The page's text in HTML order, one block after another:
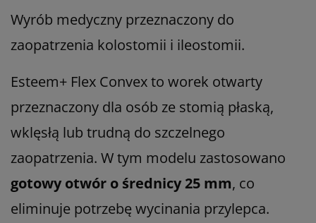
Wyrób medyczny przeznaczony do
zaopatrzenia kolostomii i ileostomii.
Esteem+ Flex Convex to worek otwarty
przeznaczony dla osób ze stomią płaską,
wklęsłą lub trudną do szczelnego
zaopatrzenia. W tym modelu zastosowano
gotowy otwór o średnicy 25 mm, co
eliminuje potrzebę wycinania przylepca.